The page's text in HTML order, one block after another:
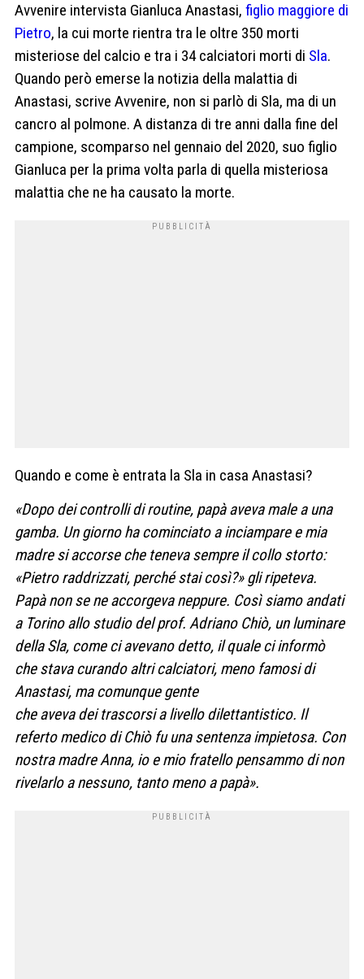
Avvenire intervista Gianluca Anastasi, figlio maggiore di
Pietro, la cui morte rientra tra le oltre 350 morti
misteriose del calcio e tra i 34 calciatori morti di Sla.
Quando però emerse la notizia della malattia di
Anastasi, scrive Avvenire, non si parlò di Sla, ma di un
cancro al polmone. A distanza di tre anni dalla fine del
campione, scomparso nel gennaio del 2020, suo figlio
Gianluca per la prima volta parla di quella misteriosa
malattia che ne ha causato la morte.
Quando e come è entrata la Sla in casa Anastasi?
«Dopo dei controlli di routine, papà aveva male a una
gamba. Un giorno ha cominciato a inciampare e mia
madre si accorse che teneva sempre il collo storto:
«Pietro raddrizzati, perché stai così?» gli ripeteva.
Papà non se ne accorgeva neppure. Così siamo andati
a Torino allo studio del prof. Adriano Chiò, un luminare
della Sla, come ci avevano detto, il quale ci informò
che stava curando altri calciatori, meno famosi di
Anastasi, ma comunque gente
che aveva dei trascorsi a livello dilettantistico. Il
referto medico di Chiò fu una sentenza impietosa. Con
nostra madreAnna, io e mio fratello pensammo di non
rivelarlo a nessuno, tanto meno a papà».